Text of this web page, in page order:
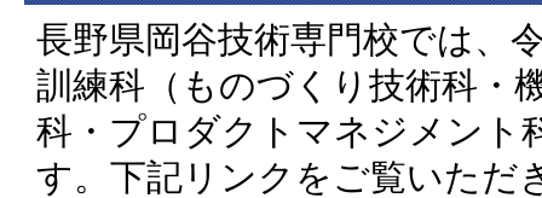
長野県岡谷技術専門校では、
訓練科（ものづくり技術科・
科・プロダクトマネジメント
す。下記リンクをご覧いただ